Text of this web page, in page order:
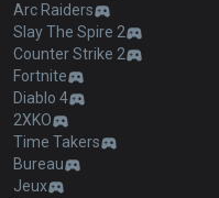
Arc Raiders
Slay The Spire 2
Counter Strike 2
Fortnite
Diablo 4
2XKO
Time Takers
Bureau
Jeux